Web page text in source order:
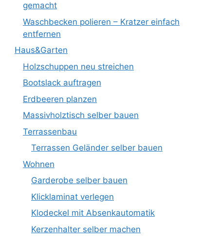
gemacht
Waschbecken polieren – Kratzer einfach
entfernen
Haus&Garten
Holzschuppen neu streichen
Bootslack auftragen
Erdbeeren planzen
Massivholztisch selber bauen
Terrassenbau
Terrassen Geländer selber bauen
Wohnen
Garderobe selber bauen
Klicklaminat verlegen
Klodeckel mit Absenkautomatik
Kerzenhalter selber machen